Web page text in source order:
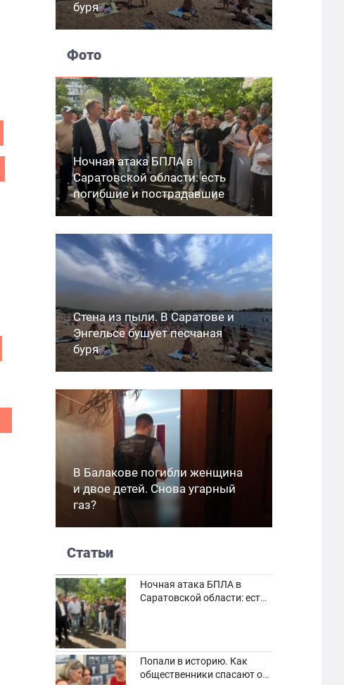
буря
Фото
Ночная атака БПЛА в
Саратовской области: есть
погибшие и пострадавшие
Стена из пыли. В Саратове и
Энгельсе бушует песчаная
буря
В Балакове погибли женщина
и двое детей. Снова угарный
газ?
Статьи
Ночная атака БПЛА в
Саратовской области: есть
Попали в историю. Как
общественники спасают от